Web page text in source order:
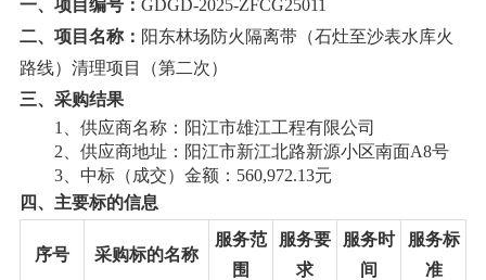
一、项目编号： GDGD-2025-ZFCG25011
二、项目名称： 阳东林场防火隔离带（石灶至沙表水库火
路线）清理项目（第二次）
三、 采购结果
1、供应商名称：阳江市雄江工程有限公司
2、供应商地址：阳江市新江北路新源小区南面A8号
3、中标（成交）金额：560,972.13元
四、主要标的信息
序号 采购标的名称
服务范
围
服务要
求
服务时
间
服务标
准